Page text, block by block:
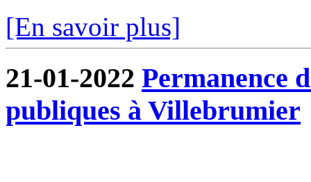
[En savoir plus]
21-01-2022 Permanence
publiques à Villebrumier